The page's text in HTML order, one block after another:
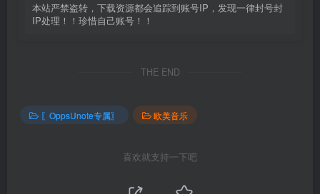
本站严禁盗转，下载资源都会追踪到账号IP，发现一律封号封
IP处理！！珍惜自己账号！！
THE END
〖OppsUnote专属〗 欧美音乐
喜欢就支持一下吧